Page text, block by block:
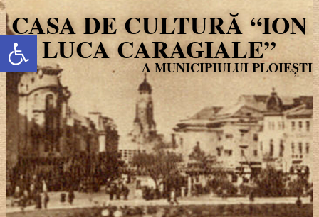
Deschide bara de unelte
CASA DE CULTURĂ “ION
LUCA CARAGIALE”